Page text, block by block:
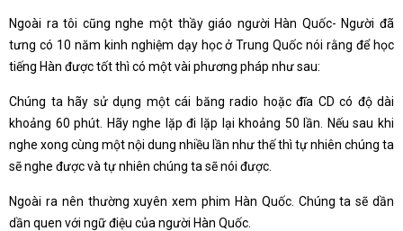
Ngoài ra tôi cũng nghe một thầy giáo người Hàn Quốc- Người đã
tưng có 10 năm kinh nghiệm dạy học ở Trung Quốc nói rằng để học
tiếng Hàn được tốt thì có một vài phương pháp như sau:
Chúng ta hãy sử dụng một cái băng radio hoặc đĩa CD có độ dài
khoảng 60 phút. Hãy nghe lặp đi lặp lại khoảng 50 lần. Nếu sau khi
nghe xong cùng một nội dung nhiều lần như thế thì tự nhiên chúng ta
sẽ nghe được và tự nhiên chúng ta sẽ nói được.
Ngoài ra nên thường xuyên xem phim Hàn Quốc. Chúng ta sẽ dần
dần quen với ngữ điệu của người Hàn Quốc.